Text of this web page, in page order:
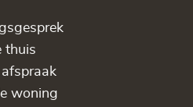
thuis
woning